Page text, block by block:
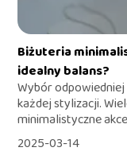
Biżuteria
idealny balans?
Wybór
każdej stylizacji.
minimalistyczne
2025-03-14